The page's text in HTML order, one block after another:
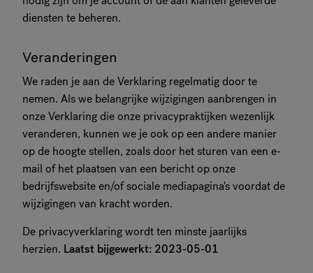
diensten te beheren.
Veranderingen
We raden je aan de Verklaring regelmatig door te
nemen. Als we belangrijke wijzigingen aanbrengen in
onze Verklaring die onze privacypraktijken wezenlijk
veranderen, kunnen we je ook op een andere manier
op de hoogte stellen, zoals door het sturen van een e-
mail of het plaatsen van een bericht op onze
bedrijfswebsite en/of sociale mediapagina's voordat de
wijzigingen van kracht worden.
De privacyverklaring wordt ten minste jaarlijks
herzien. Laatst bijgewerkt: 2023-05-01